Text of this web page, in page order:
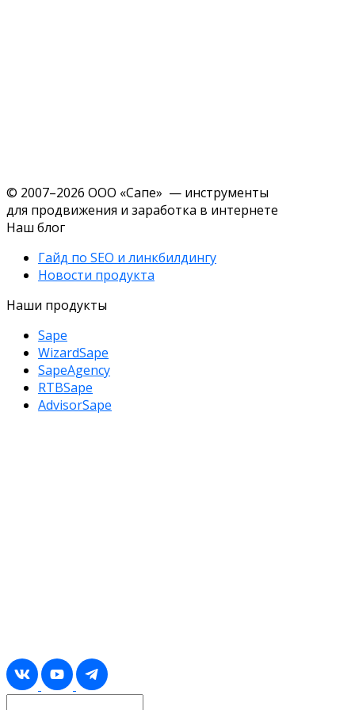
© 2007–2026 ООО «Сапе» — инструменты
для продвижения и заработка в интернете
Наш блог
Гайд по SEO и линкбилдингу
Новости продукта
Наши продукты
Sape
WizardSape
SapeAgency
RTBSape
AdvisorSape